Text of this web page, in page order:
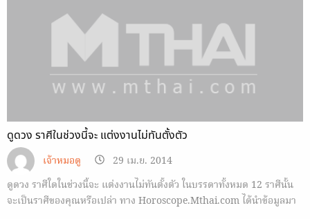
ดูดวง ราศีในช่วงนี้จะ แต่งงานไม่ทันตั้งตัว
เจ้าหมอดู
29 เม.ย. 2014
ดูดวง ราศีใดในช่วงนี้จะ แต่งงานไม่ทันตั้งตัว ในบรรดาทั้งหมด 12 ราศีนั้น
จะเป็นราศีของคุณหรือเปล่า ทาง Horoscope.Mthai.com ได้นำข้อมูลมา